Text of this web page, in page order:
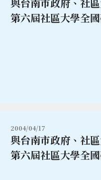
第六屆社區大學全
2004/04/17
與台南市政府、社
第六屆社區大學全